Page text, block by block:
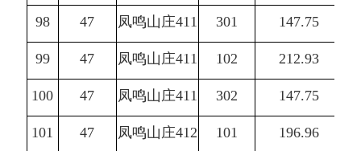
98 47 凤鸣山庄411 301 147.75
99 47 凤鸣山庄411 102 212.93
100 47 凤鸣山庄411 302 147.75
101 47 凤鸣山庄412 101 196.96